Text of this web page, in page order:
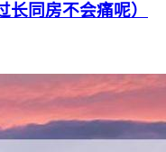
同房不会痛呢）